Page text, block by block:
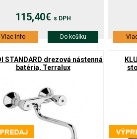
115,40€ s DPH
Viac info Do košíku
STANDARD drezová nástenná
batéria, Terralux